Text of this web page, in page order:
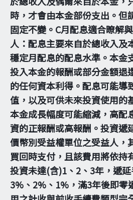
時，才會由本金部份支出。但
固定不變。C月配息適合瞭解
人：配息主要來自於總收入及
穩定月配息的配息水準。本金
投入本金的報酬或部分金額退
的任何資本利得。配息可能導
值，以及可供未來投資使用的
本金成長幅度可能縮減，高配
資的正報酬或高報酬。投資遞
價幣別受益權單位之受益人，
買回時支付，且該費用將依持
投資未達(含)1、2、3年，遞
3%、2%、1%，滿3年後即零